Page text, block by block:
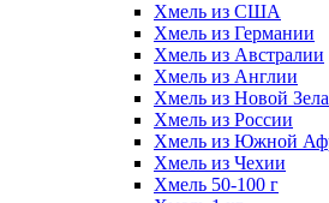
Хмель из США
Хмель из Германии
Хмель из Австралии
Хмель из Англии
Хмель из Новой
Хмель из России
Хмель из Южной
Хмель из Чехии
Хмель 50-100 г